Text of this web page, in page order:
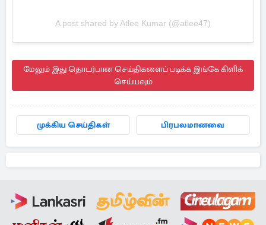
A post shared by Atlee Kumar (@atlee47)
மேலும் இது தொடர்பான செய்திகளைப் படிக்க இங்கே கிளிக்
செய்யவும்
முக்கிய செய்திகள் பிரபலமானவை